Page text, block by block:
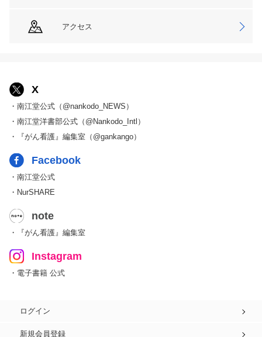
アクセス
X
・南江堂公式（@nankodo_NEWS）
・南江堂洋書部公式（@Nankodo_Intl）
・『がん看護』編集室（@gankango）
Facebook
・南江堂公式
・NurSHARE
note
・『がん看護』編集室
Instagram
・電子書籍 公式
ログイン
新規会員登録